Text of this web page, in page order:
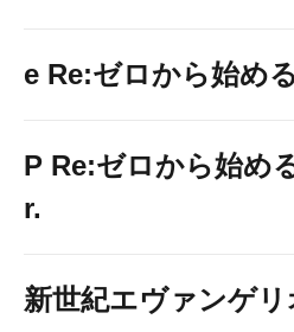
e Re:ゼロから始め
P Re:ゼロから始め
r.
新世紀エヴァンゲ